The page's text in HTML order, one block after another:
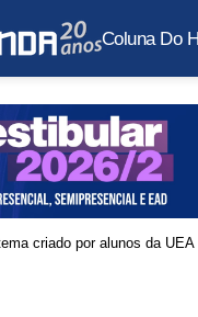
Coluna Do
criado por alunos da